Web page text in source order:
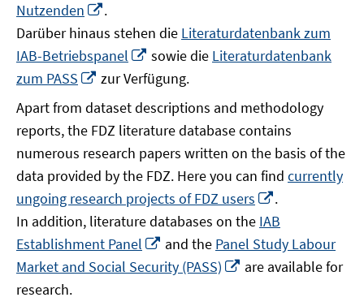
Nutzenden
neuem
Fenster
öffnen
.
Darüber hinaus stehen die Literaturdatenbank zum
IAB-Betriebspanel
In
neuem
Fenster
öffnen
sowie die Literaturdatenbank
zum PASS
In
Fenster
öffnen
zur Verfügung.
Apart from dataset descriptions and methodology
reports, the FDZ literature database contains
numerous research papers written on the basis of the
data provided by the FDZ. Here you can find currently
ungoing research projects of FDZ users
neuem
Fenster
öffnen
.
In addition, literature databases on the IAB
Establishment Panel
In
neuem
Fenster
and the Panel Study Labour
Market and Social Security (PASS)
In
are available for
research.